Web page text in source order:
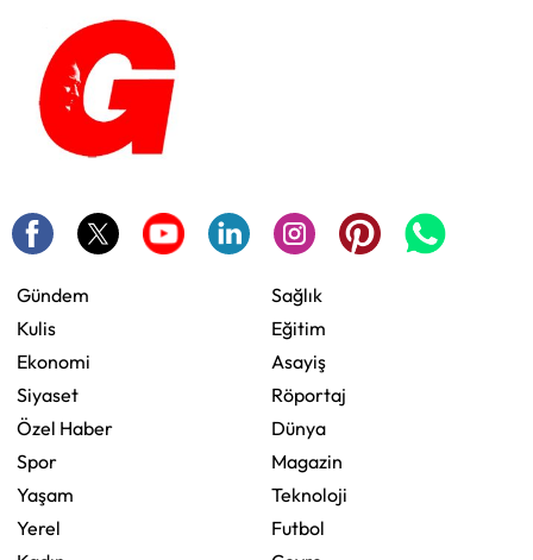
Gündem
Kulis
Ekonomi
Siyaset
Özel Haber
Spor
Yaşam
Yerel
Sağlık
Eğitim
Asayiş
Röportaj
Dünya
Magazin
Teknoloji
Futbol